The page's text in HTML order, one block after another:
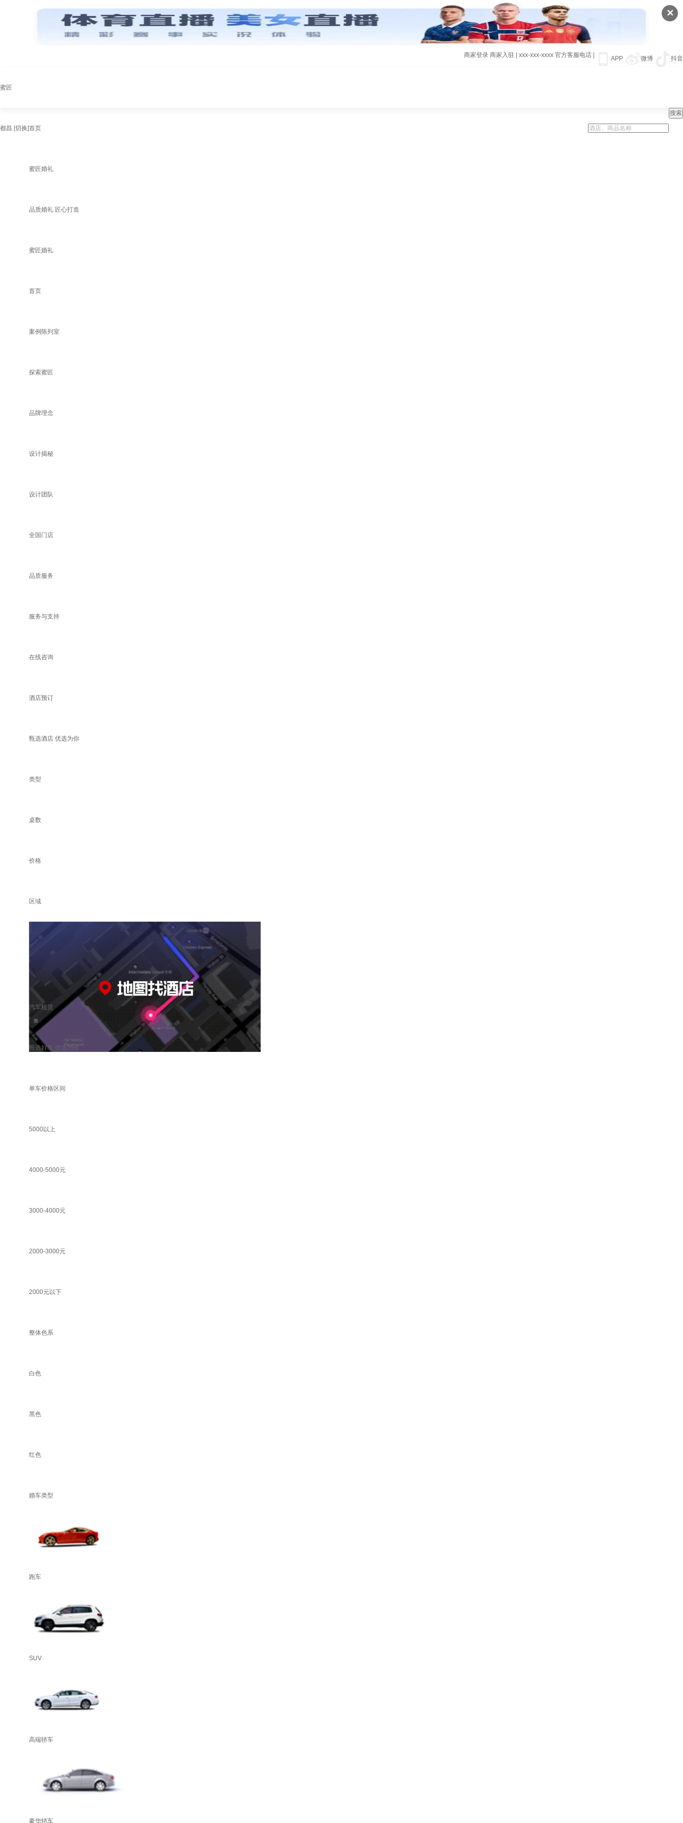
✕
APP 微博 抖音
商家登录 商家入驻 xxx-xxx-xxxx 官方客服电话
蜜匠
都昌 [切换]首页
蜜匠婚礼
品质婚礼 匠心打造
蜜匠婚礼
首页
案例陈列室
探索蜜匠
品牌理念
设计揭秘
设计团队
全国门店
品质服务
服务与支持
在线咨询
酒店预订
甄选酒店 优选为你
类型
桌数
价格
区域
汽车租赁
甄选好车 优选为你
单车价格区间
5000以上
4000-5000元
3000-4000元
2000-3000元
2000元以下
整体色系
白色
黑色
红色
婚车类型
跑车
SUV
高端轿车
豪华轿车